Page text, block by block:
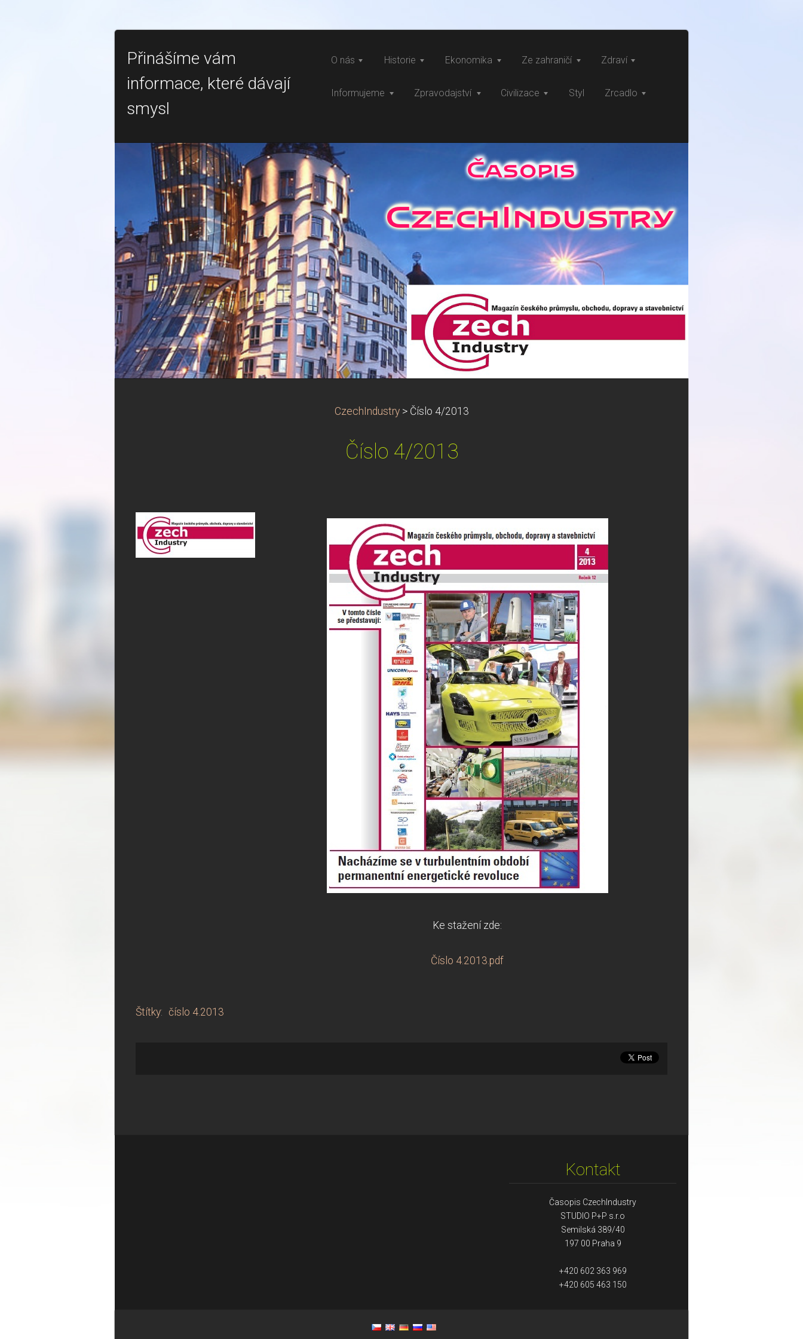
Přinášíme vám
informace, které dávají
smysl
O nás Historie Ekonomika Ze zahraničí Zdraví
Informujeme Zpravodajství Civilizace Styl Zrcadlo
CzechIndustry > Číslo 4/2013
Číslo 4/2013
Ke stažení zde:
Číslo 4.2013.pdf
Štítky: číslo 4.2013
Kontakt
Časopis CzechIndustry
STUDIO P+P s.r.o
Semilská 389/40
197 00 Praha 9
+420 602 363 969
+420 605 463 150